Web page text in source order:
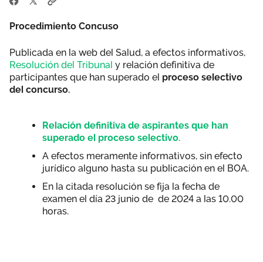
Procedimiento Concuso
Publicada en la web del Salud, a efectos informativos,
Resolución del Tribunal y relación definitiva de
participantes que han superado el proceso selectivo
del concurso.
Relación definitiva de aspirantes que han
superado el proceso selectivo.
A efectos meramente informativos, sin efecto
jurídico alguno hasta su publicación en el BOA.
En la citada resolución se fija la fecha de
examen el día 23 junio de de 2024 a las 10.00
horas.